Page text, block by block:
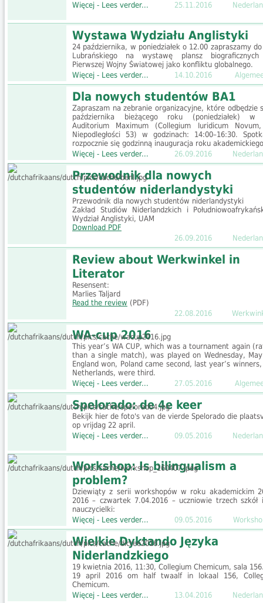
Więcej - Lees verder...
25.11.2016
Wystawa Wydziału Anglistyki
24 października, w poniedziałek o 12.00 zapraszamy
Lubrańskiego na wystawę plansz
Pierwszej Wojny Światowej jako konfliktu globalnego.
Więcej - Lees verder...
14.10.2016
Dla nowych studentów BA1
Zapraszam na zebranie organizacyjne, które odbędzie
października bieżącego roku (poniedziałek) w
Auditorium Maximum (Collegium Iuridicum
Niepodległości 53) w godzinach: 14:00–16:30.
rozpocznie się godzinną inauguracja roku
Więcej - Lees verder...
26.09.2016
Przewodnik dla nowych
studentów niderlandystyki
Przewodnik dla nowych studentów niderlandystyki
Zakład Studiów Niderlandzkich i
Wydział Anglistyki, UAM
Download PDF
26.09.2016
Review about Werkwinkel in
Literator
Resensent:
Marlies Taljard
Read the review (PDF)
22.08.2016
WA-cup 2016
This year’s WA CUP, which was a tournament again
than a single match), was played on Wednesday,
England won, Poland came second, last year’s winners,
Netherlands, were third.
Więcej - Lees verder...
27.05.2016
Spelorado: de 4e keer
Bekijk hier de foto's van de vierde Spelorado die
op vrijdag 22 april.
Więcej - Lees verder...
09.05.2016
Workshop: Is bilingualism a
problem?
Dziewiąty z serii workshopów w roku akademickim
2016 – czwartek 7.04.2016 – uczniowie trzech szkół
nauczycielki:
Więcej - Lees verder...
09.05.2016
Wielkie Dyktando Języka
Niderlandzkiego
19 kwietnia 2016, 11:30, Collegium Chemicum, sala
19 april 2016 om half twaalf in lokaal 156,
Chemicum.
Więcej - Lees verder...
13.04.2016